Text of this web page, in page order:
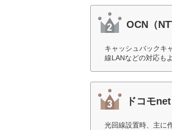
OCN（
キャッシュバックキ
線LANなどの対応も
ドコモ
光回線設置時、主に